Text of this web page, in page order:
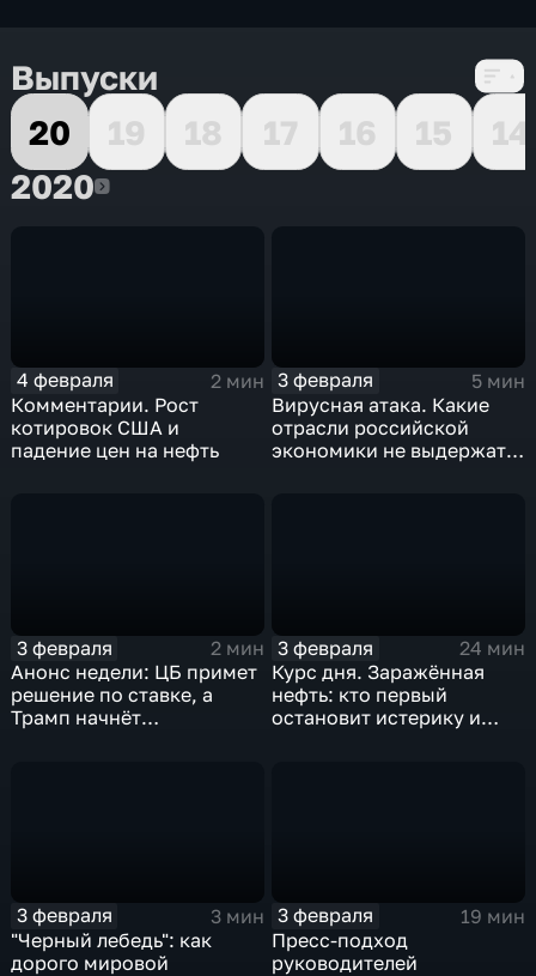
Выпуски
20
19 18 17 16 15
14
20202020
4 февраля
2 мин
Комментарии. Рост
котировок США и
падение цен на нефть
3 февраля
5 мин
Вирусная атака. Какие
отрасли российской
экономики не выдержат
3 февраля
2 мин
Анонс недели: ЦБ примет
решение по ставке, а
Трамп начнёт
3 февраля
24 мин
Курс дня. Заражённая
нефть: кто первый
остановит истерику и
3 февраля
3 мин
"Черный лебедь": как
дорого мировой
3 февраля
19 мин
Пресс-подход
руководителей